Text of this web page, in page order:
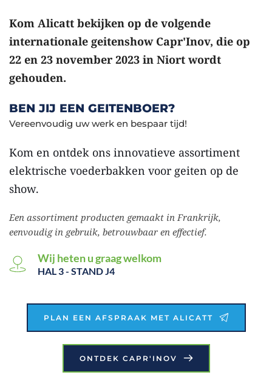
Kom Alicatt bekijken op de volgende
internationale geitenshow Capr'Inov, die op
22 en 23 november 2023 in Niort wordt
gehouden.
BEN JIJ EEN GEITENBOER?
Vereenvoudig uw werk en bespaar tijd!
Kom en ontdek ons innovatieve assortiment
elektrische voederbakken voor geiten op de
show.
Een assortiment producten gemaakt in Frankrijk,
eenvoudig in gebruik, betrouwbaar en effectief.
Wij heten u graag welkom
HAL 3 - STAND J4
PLAN EEN AFSPRAAK MET ALICATT
ONTDEK CAPR'INOV